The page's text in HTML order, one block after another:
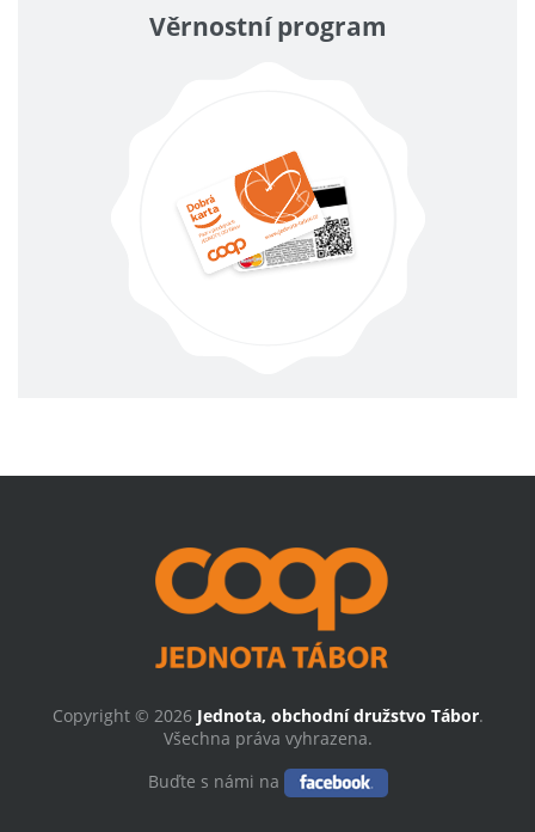
Věrnostní program
Copyright © 2026 Jednota, obchodní družstvo Tábor.
Všechna práva vyhrazena.
Buďte s námi na